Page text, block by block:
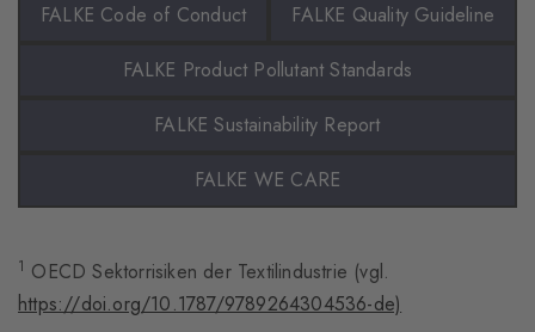
FALKE Code of Conduct
FALKE Quality Guideline
FALKE Product Pollutant Standards
FALKE Sustainability Report
FALKE WE CARE
1 OECD Sektorrisiken der Textilindustrie (vgl.
https://doi.org/10.1787/9789264304536-de)